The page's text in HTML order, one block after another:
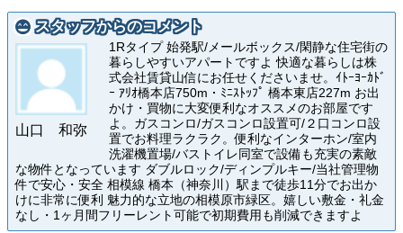
スタッフからのコメント
山口 和弥
1Rタイプ 始発駅/メールボックス/閑静な住宅街の
暮らしやすいアパートですよ 快適な暮らしは株
式会社賃貸山信にお任せくださいませ。ｲﾄｰﾖｰｶﾄﾞ
ｰ ｱﾘｵ橋本店750m・ﾐﾆｽﾄｯﾌﾟ 橋本東店227m お出
かけ・買物に大変便利なオススメのお部屋です
よ。ガスコンロ/ガスコンロ設置可/２口コンロ設
置でお料理ラクラク。便利なインターホン/室内
洗濯機置場/バストイレ同室で設備も充実の素敵
な物件となっています ダブルロック/ディンプルキー/当社管理物
件で安心・安全 相模線 橋本（神奈川）駅まで徒歩11分でお出か
けに非常に便利 魅力的な立地の相模原市緑区。嬉しい敷金・礼金
なし・1ヶ月間フリーレント可能で初期費用も削減できますよ